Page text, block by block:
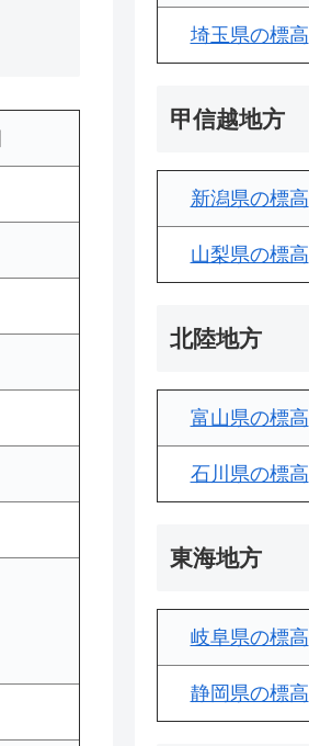
埼玉県の標高
甲信越地方
新潟県の標高
山梨県の標高
北陸地方
富山県の標高
石川県の標高
東海地方
岐阜県の標高
静岡県の標高